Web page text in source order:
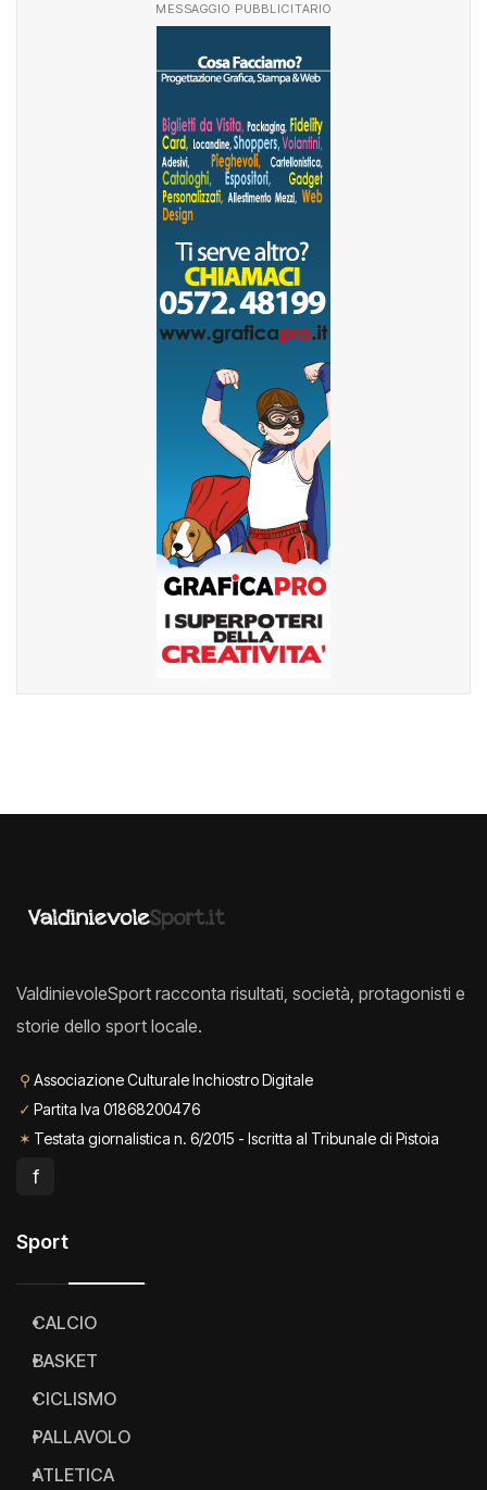
MESSAGGIO PUBBLICITARIO
ValdinievoleSport racconta risultati, società, protagonisti e
storie dello sport locale.
⚲ Associazione Culturale Inchiostro Digitale
✓ Partita Iva 01868200476
✶ Testata giornalistica n. 6/2015 - Iscritta al Tribunale di Pistoia
f
Sport
CALCIO
BASKET
CICLISMO
PALLAVOLO
ATLETICA